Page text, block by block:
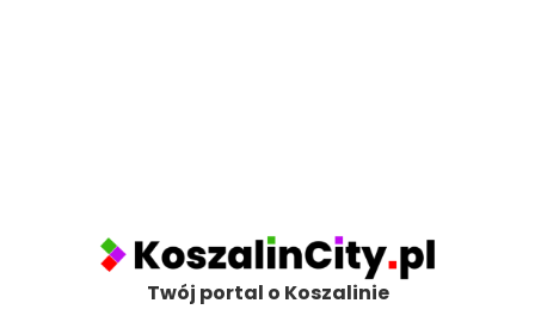
Twój portal o Koszalinie